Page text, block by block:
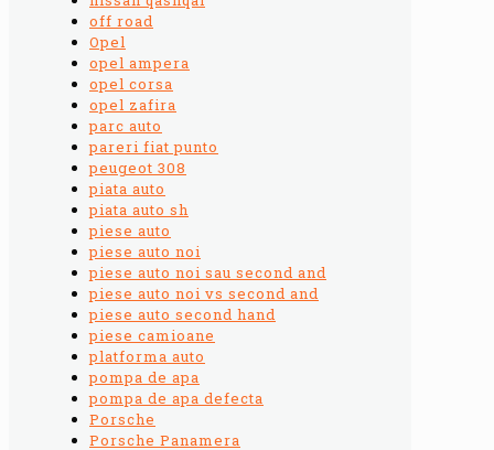
off road
Opel
opel ampera
opel corsa
opel zafira
parc auto
pareri fiat punto
peugeot 308
piata auto
piata auto sh
piese auto
piese auto noi
piese auto noi sau second and
piese auto noi vs second and
piese auto second hand
piese camioane
platforma auto
pompa de apa
pompa de apa defecta
Porsche
Porsche Panamera